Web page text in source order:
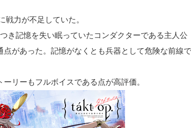
力が不足していた。
き記憶を失い眠っていたコンダクターである主人
があった。記憶がなくとも兵器として危険な前線
リーもフルボイスである点が高評価。